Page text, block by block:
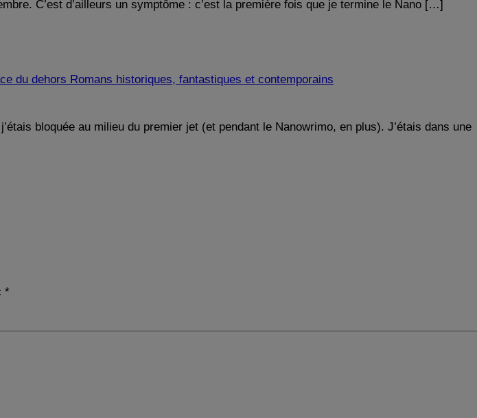
C’est d’ailleurs un symptôme : c’est la première fois que je termine le Nano […]
du dehors Romans historiques, fantastiques et contemporains
bloquée au milieu du premier jet (et pendant le Nanowrimo, en plus). J’étais dans une
*